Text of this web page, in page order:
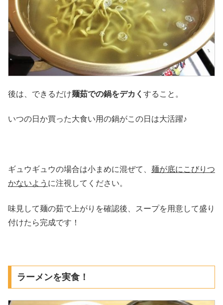
後は、できるだけ麺茹での鍋をデカく すること。
いつの日か買った大食い用の鍋がこの日は大活躍♪
ギュウギュウの場合は小まめに混ぜて、 麺が底にこびりつ
かないよう に注視してください。
味見して麺の茹で上がりを確認後、スープを用意して盛り
付けたら完成です！
ラーメンを実食！